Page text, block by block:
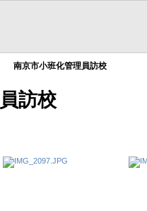
南京市小班化管理員訪校
訪校